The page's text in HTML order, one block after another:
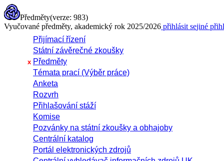
Předměty(verze: 983)
Vyučované předměty, akademický rok 2025/2026 přihlásit sejiné
Přijímací řízení
Státní závěrečné zkoušky
x Předměty
Témata prací (Výběr práce)
Anketa
Rozvrh
Přihlašování stáží
Komise
Pozvánky na státní zkoušky a obhajoby
Centrální katalog
Portál elektronických zdrojů